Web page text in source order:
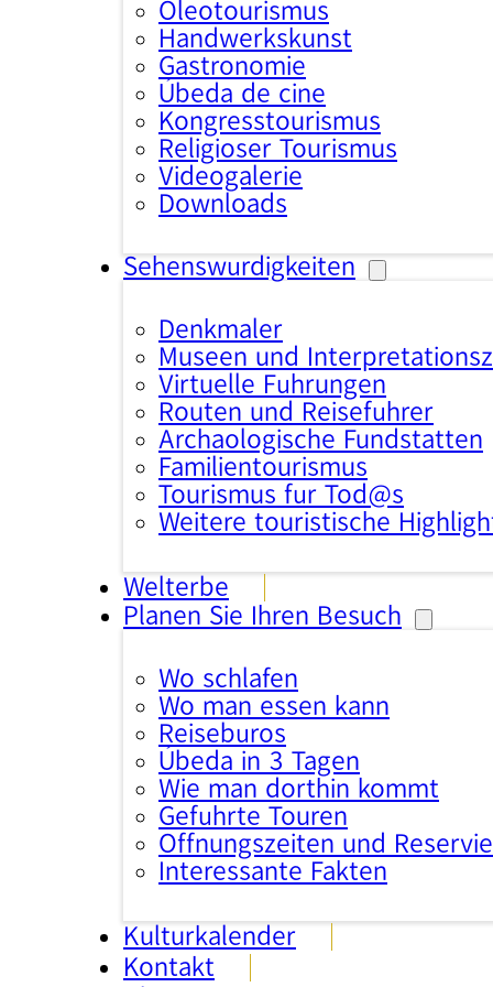
Oleotourismus
Handwerkskunst
Gastronomie
Úbeda de cine
Kongresstourismus
Religiöser Tourismus
Videogalerie
Downloads
Sehenswürdigkeiten
Denkmäler
Museen und
Virtuelle Führungen
Routen und Reiseführer
Archäologische Fundstätten
Familientourismus
Tourismus für Tod@s
Weitere touristische
Welterbe
Planen Sie Ihren Besuch
Wo schlafen
Wo man essen kann
Reisebüros
Úbeda in 3 Tagen
Wie man dorthin kommt
Geführte Touren
Öffnungszeiten und
Interessante Fakten
Kulturkalender
Kontakt